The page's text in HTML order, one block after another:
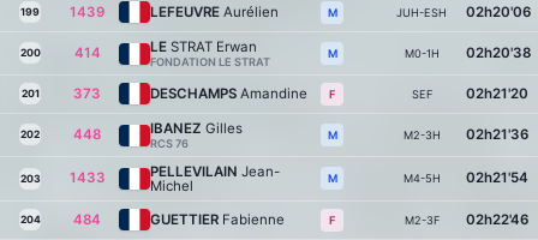
199 1439 LEFEUVRE Aurélien M JUH-ESH 02h20'06
200 414 LE STRAT Erwan
FONDATION LE STRAT
M M0-1H 02h20'38
201 373 DESCHAMPS Amandine F SEF 02h21'20
202 448 IBANEZ Gilles
RCS 76
M M2-3H 02h21'36
203 1433 PELLEVILAIN Jean-
Michel
M M4-5H 02h21'54
204 484 GUETTIER Fabienne F M2-3F 02h22'46